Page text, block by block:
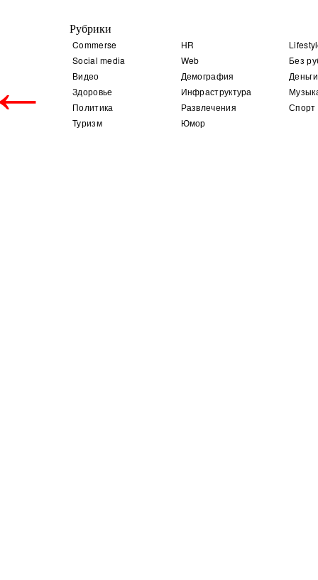
Рубрики
Commerse
HR
Social media
Web
Без
Видео
Демография
Деньги
Здоровье
Инфраструктура
Политика
Развлечения
Спорт
Туризм
Юмор